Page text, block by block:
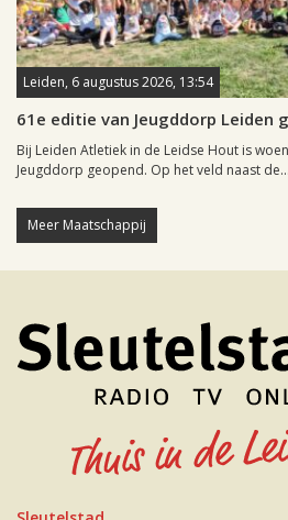
Leiden, 6 augustus 2026, 13:54
61e editie van Jeugddorp Leiden
Bij Leiden Atletiek in de Leidse Hout is
Jeugddorp geopend. Op het veld naast de...
Meer Maatschappij